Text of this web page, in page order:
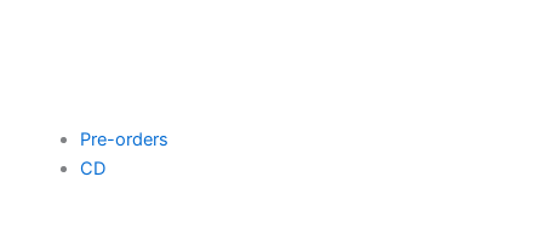
Pre-orders
CD